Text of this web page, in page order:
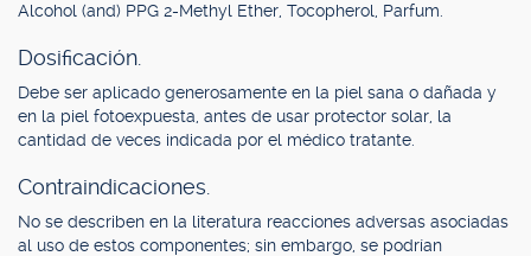
Alcohol (and) PPG 2-Methyl Ether, Tocopherol, Parfum.
Dosificación.
Debe ser aplicado generosamente en la piel sana o dañada y
en la piel fotoexpuesta, antes de usar protector solar, la
cantidad de veces indicada por el médico tratante.
Contraindicaciones.
No se describen en la literatura reacciones adversas asociadas
al uso de estos componentes; sin embargo, se podrían